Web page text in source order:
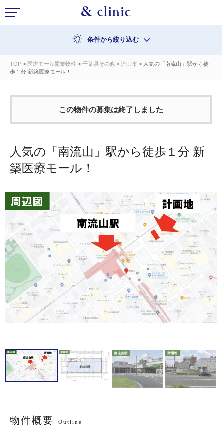
条件から絞り込む
TOP > 医療モール開業物件 > 千葉県その他 > 流山市 > 人気の「南流山」駅から徒
歩１分 新築医療モール！
この物件の募集は終了しました
人気の「南流山」駅から徒歩１分 新
築医療モール！
物件概要 Outline